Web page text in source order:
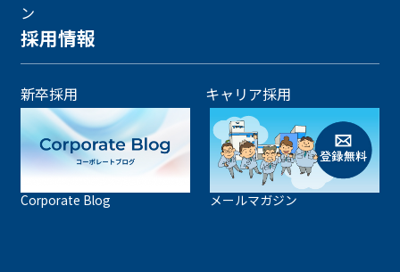
ン
採用情報
新卒採用 キャリア採用
Corporate Blog メールマガジン